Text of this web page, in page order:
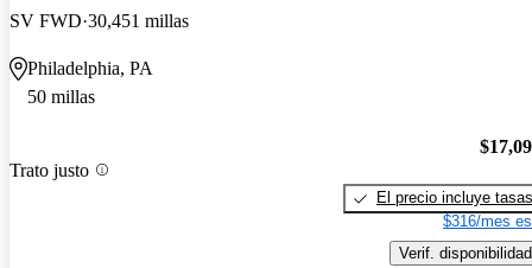
SV FWD 30,451 millas
Philadelphia, PA
50 millas
Trato justo
El precio incluye tasas
$316/mes
Verif. disponibilidad